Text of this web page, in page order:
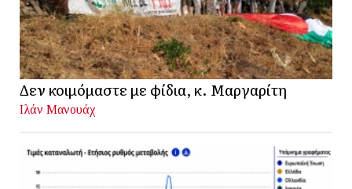
Δεν κοιμόμαστε με φίδια, κ. Μαργαρίτη
Ιλάν Μανουάχ